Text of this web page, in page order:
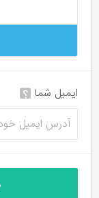
ایمیل شما ؟